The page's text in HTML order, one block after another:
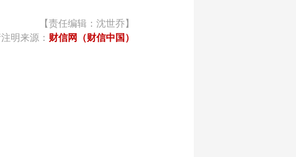
【责任编辑：沈世乔】
明来源： 财信网（财信中国）